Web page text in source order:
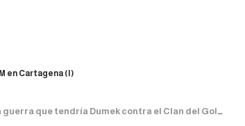
en Cartagena (I)
que tendría Dumek contra el Clan del Golfo y los «BACRIM» en Cartagena (I)